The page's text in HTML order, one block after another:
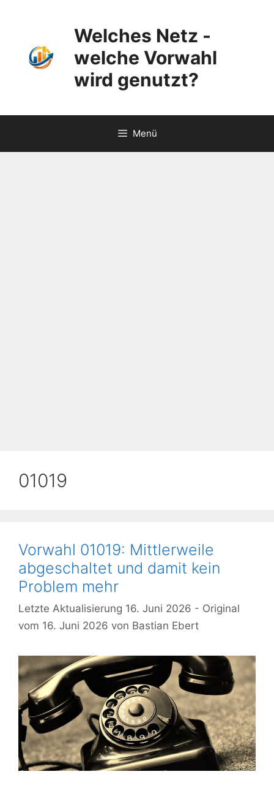
Welches Netz -
welche Vorwahl
wird genutzt?
Menü
01019
Vorwahl 01019: Mittlerweile
abgeschaltet und damit kein
Problem mehr
16. Juni 2026
16. Juni 2026 von Bastian Ebert